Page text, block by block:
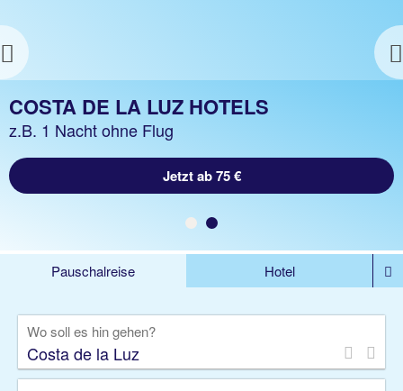
Previous
COSTA DE LA LUZ URLAUB
z.B. 1 Woche Hotel inkl. Flug
Jetzt ab 645 €
COSTA DE LA LUZ HOTELS
z.B. 1 Nacht ohne Flug
Jetzt ab 75 €
Pauschalreise
Hotel
Rundreise
Kreuzfahrt
Gruppenreise
Camper Privattransfer
Wo soll es hin gehen?